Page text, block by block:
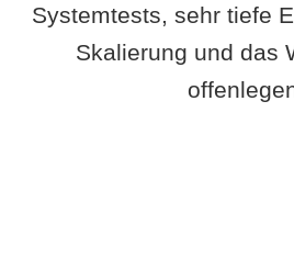
Systemtests, sehr tiefe
Skalierung und das